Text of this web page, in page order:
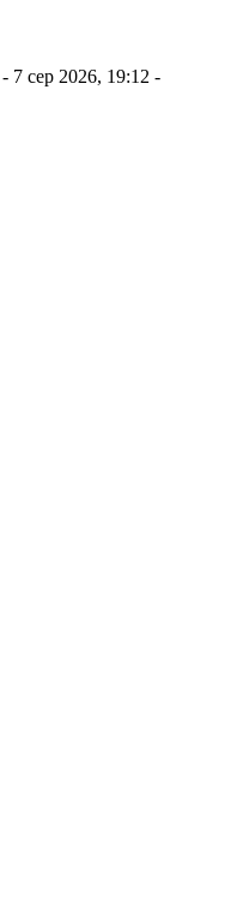
7 сер 2026, 19:12 -